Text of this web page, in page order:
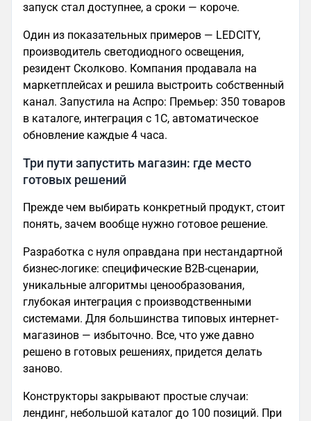
запуск стал доступнее, а сроки — короче.
Один из показательных примеров — LEDCITY,
производитель светодиодного освещения,
резидент Сколково. Компания продавала на
маркетплейсах и решила выстроить собственный
канал. Запустила на Аспро: Премьер: 350 товаров
в каталоге, интеграция с 1С, автоматическое
обновление каждые 4 часа.
Три пути запустить магазин: где место
готовых решений
Прежде чем выбирать конкретный продукт, стоит
понять, зачем вообще нужно готовое решение.
Разработка с нуля оправдана при нестандартной
бизнес-логике: специфические B2B-сценарии,
уникальные алгоритмы ценообразования,
глубокая интеграция с производственными
системами. Для большинства типовых интернет-
магазинов — избыточно. Все, что уже давно
решено в готовых решениях, придется делать
заново.
Конструкторы закрывают простые случаи:
лендинг, небольшой каталог до 100 позиций. При